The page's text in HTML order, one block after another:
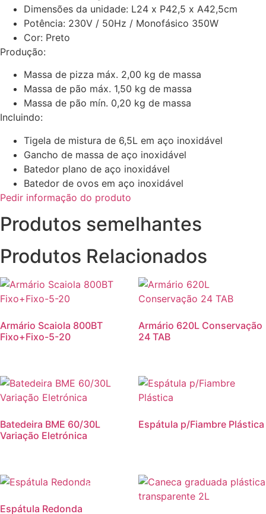
Dimensões da unidade: L24 x P42,5 x A42,5cm
Potência: 230V / 50Hz / Monofásico 350W
Cor: Preto
Produção:
Massa de pizza máx. 2,00 kg de massa
Massa de pão máx. 1,50 kg de massa
Massa de pão mín. 0,20 kg de massa
Incluindo:
Tigela de mistura de 6,5L em aço inoxidável
Gancho de massa de aço inoxidável
Batedor plano de aço inoxidável
Batedor de ovos em aço inoxidável
Pedir informação do produto
Produtos semelhantes
Produtos Relacionados
Armário Scaiola 800BT
Fixo+Fixo-5-20
Armário 620L Conservação
24 TAB
Batedeira BME 60/30L
Variação Eletrónica
Espátula p/Fiambre Plástica
Promoção!
Espátula Redonda